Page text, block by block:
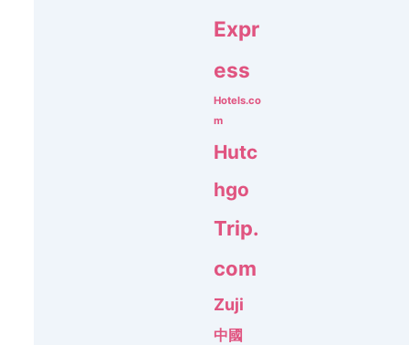
Expr
ess
Hotels.co
m
Hutc
hgo
Trip.
com
Zuji
中國